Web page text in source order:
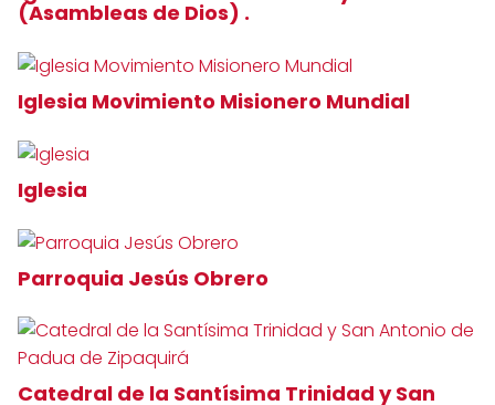
(Asambleas de Dios) .
Iglesia Movimiento Misionero Mundial
Iglesia
Parroquia Jesús Obrero
Catedral de la Santísima Trinidad y San